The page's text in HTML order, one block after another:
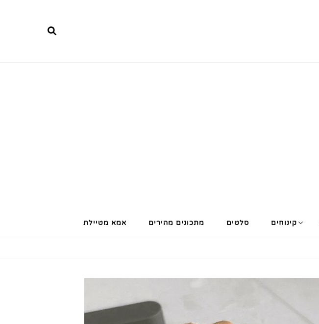
קינוחים סלטים מתכונים מהירים אמא מטיילת